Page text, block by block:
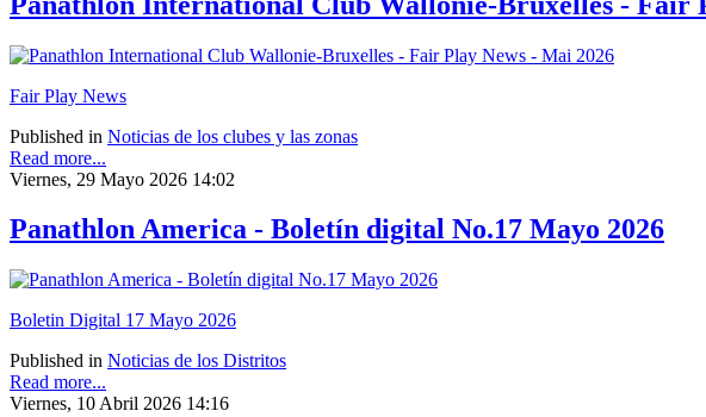
Fair Play News
Published in Noticias de los clubes y las zonas
Read more...
Viernes, 29 Mayo 2026 14:02
Panathlon America - Boletín digital No.17 Mayo 2026
Boletin Digital 17 Mayo 2026
Published in Noticias de los Distritos
Read more...
Viernes, 10 Abril 2026 14:16